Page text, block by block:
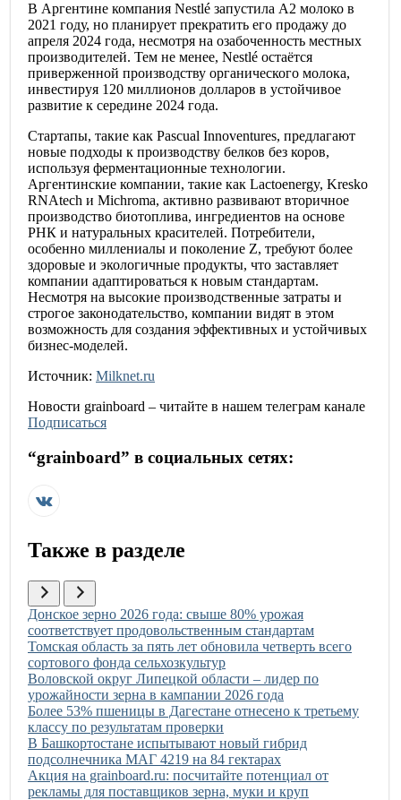
В Аргентине компания Nestlé запустила A2 молоко в
2021 году, но планирует прекратить его продажу до
апреля 2024 года, несмотря на озабоченность местных
производителей. Тем не менее, Nestlé остаётся
приверженной производству органического молока,
инвестируя 120 миллионов долларов в устойчивое
развитие к середине 2024 года.
Стартапы, такие как Pascual Innoventures, предлагают
новые подходы к производству белков без коров,
используя ферментационные технологии.
Аргентинские компании, такие как Lactoenergy, Kresko
RNAtech и Michroma, активно развивают вторичное
производство биотоплива, ингредиентов на основе
РНК и натуральных красителей. Потребители,
особенно миллениалы и поколение Z, требуют более
здоровые и экологичные продукты, что заставляет
компании адаптироваться к новым стандартам.
Несмотря на высокие производственные затраты и
строгое законодательство, компании видят в этом
возможность для создания эффективных и устойчивых
бизнес-моделей.
Источник: Milknet.ru
Новости grainboard – читайте в нашем телеграм канале
Подписаться
“grainboard” в социальных сетях:
Также в разделе
Иллюстрация новости
Донское зерно 2026 года: свыше 80% урожая
соответствует продовольственным стандартам
Иллюстрация новости
Томская область за пять лет обновила четверть всего
сортового фонда сельхозкультур
Иллюстрация новости
Воловской округ Липецкой области – лидер по
урожайности зерна в кампании 2026 года
Иллюстрация новости
Более 53% пшеницы в Дагестане отнесено к третьему
классу по результатам проверки
Иллюстрация новости
В Башкортостане испытывают новый гибрид
подсолнечника МАГ 4219 на 84 гектарах
Иллюстрация новости
Акция на grainboard.ru: посчитайте потенциал от
рекламы для поставщиков зерна, муки и круп